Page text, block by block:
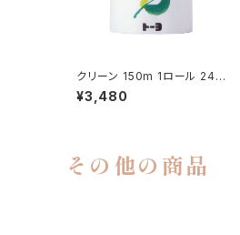
クリーン 150m 1ロール 24入
(234130)
¥3,480
その他の商品